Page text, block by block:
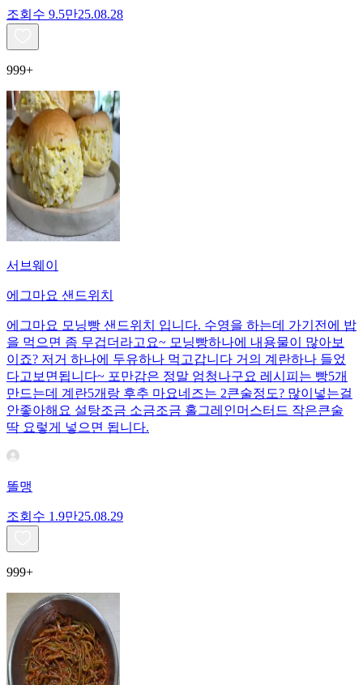
조회수 9.5만25.08.28
999+
서브웨이
에그마요 샌드위치
에그마요 모닝빵 샌드위치 입니다. 수영을 하는데 가기전에 밥
을 먹으면 좀 무겁더라고요~ 모닝빵하나에 내용물이 많아보
이죠? 저거 하나에 두유하나 먹고갑니다 거의 계란하나 들었
다고보면됩니다~ 포만감은 정말 엄청나구요 레시피는 빵5개
만드는데 계란5개랑 후추 마요네즈는 2큰술정도? 많이넣는걸
안좋아해요 설탕조금 소금조금 홀그레인머스터드 작은큰술
딱 요렇게 넣으면 됩니다.
똘맹
조회수 1.9만25.08.29
999+